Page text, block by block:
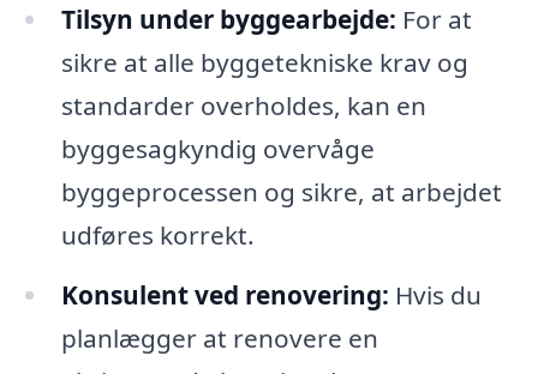
Tilsyn under byggearbejde: For at
sikre at alle byggetekniske krav og
standarder overholdes, kan en
byggesagkyndig overvåge
byggeprocessen og sikre, at arbejdet
udføres korrekt.
Konsulent ved renovering: Hvis du
planlægger at renovere en